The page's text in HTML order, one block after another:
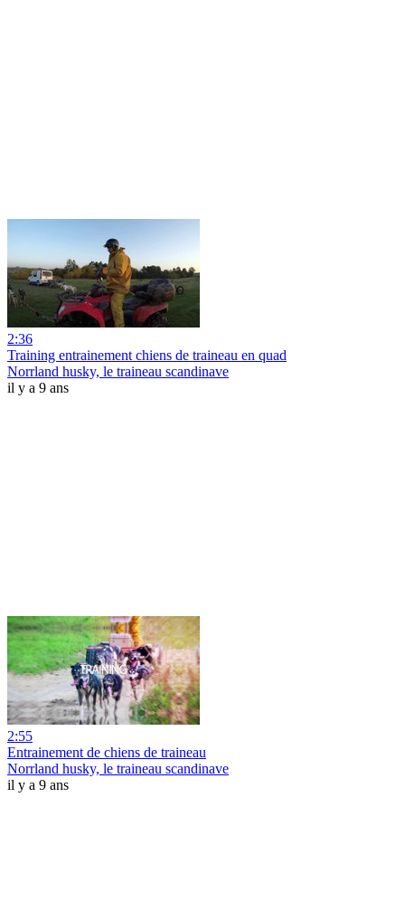
2:36
Training entrainement chiens de traineau en quad
Norrland husky, le traineau scandinave
il y a 9 ans
2:55
Entrainement de chiens de traineau
Norrland husky, le traineau scandinave
il y a 9 ans